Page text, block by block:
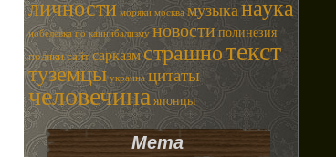
личности моряки москва музыканаука
нобелевка по каннибализму новостиполинезия
полякисайтсарказмстрашнотекст
туземцы украина цитаты
человечинаяпонцы
Мета